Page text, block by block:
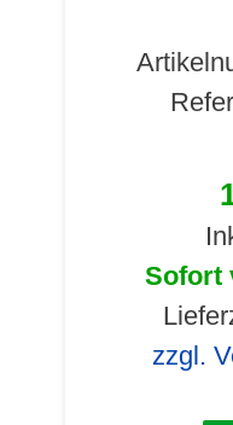
Sofort
zzgl.